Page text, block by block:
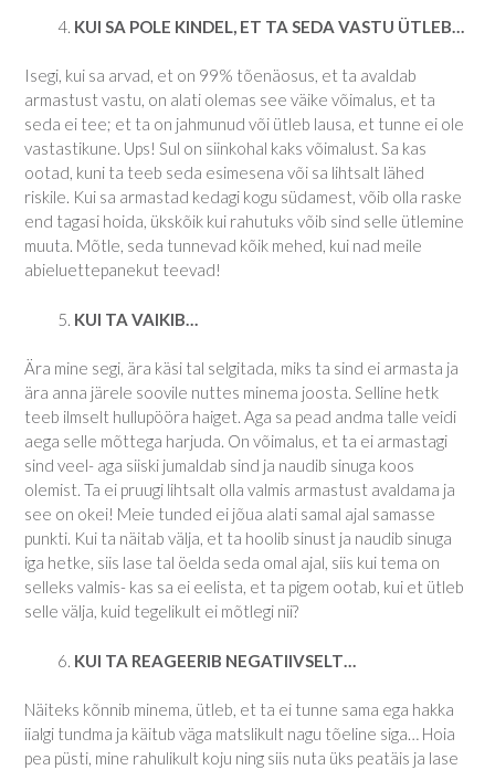
KUI SA POLE KINDEL, ET TA SEDA VASTU ÜTLEB…
Isegi, kui sa arvad, et on 99% tõenäosus, et ta avaldab
armastust vastu, on alati olemas see väike võimalus, et ta
seda ei tee; et ta on jahmunud või ütleb lausa, et tunne ei ole
vastastikune. Ups! Sul on siinkohal kaks võimalust. Sa kas
ootad, kuni ta teeb seda esimesena või sa lihtsalt lähed
riskile. Kui sa armastad kedagi kogu südamest, võib olla raske
end tagasi hoida, ükskõik kui rahutuks võib sind selle ütlemine
muuta. Mõtle, seda tunnevad kõik mehed, kui nad meile
abieluettepanekut teevad!
KUI TA VAIKIB…
Ära mine segi, ära käsi tal selgitada, miks ta sind ei armasta ja
ära anna järele soovile nuttes minema joosta. Selline hetk
teeb ilmselt hullupööra haiget. Aga sa pead andma talle veidi
aega selle mõttega harjuda. On võimalus, et ta ei armastagi
sind veel- aga siiski jumaldab sind ja naudib sinuga koos
olemist. Ta ei pruugi lihtsalt olla valmis armastust avaldama ja
see on okei! Meie tunded ei jõua alati samal ajal samasse
punkti. Kui ta näitab välja, et ta hoolib sinust ja naudib sinuga
iga hetke, siis lase tal öelda seda omal ajal, siis kui tema on
selleks valmis- kas sa ei eelista, et ta pigem ootab, kui et ütleb
selle välja, kuid tegelikult ei mõtlegi nii?
KUI TA REAGEERIB NEGATIIVSELT…
Näiteks kõnnib minema, ütleb, et ta ei tunne sama ega hakka
iialgi tundma ja käitub väga matslikult nagu tõeline siga… Hoia
pea püsti, mine rahulikult koju ning siis nuta üks peatäis ja lase